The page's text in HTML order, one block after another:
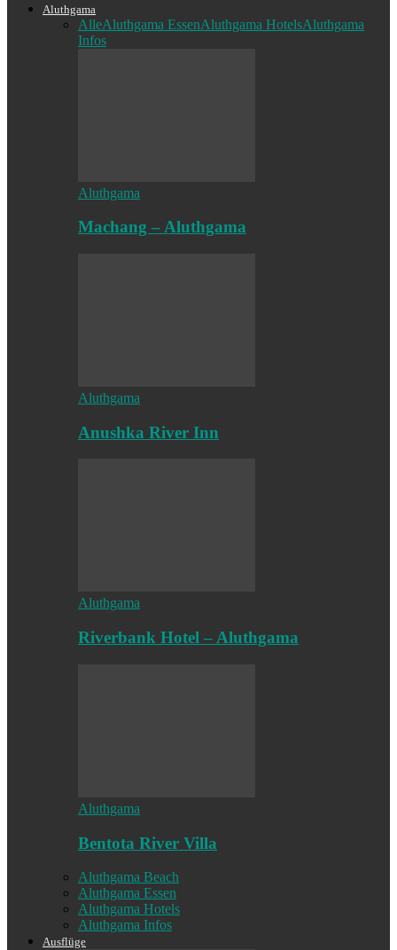
Aluthgama
AlleAluthgama EssenAluthgama HotelsAluthgama
Infos
Aluthgama
Machang – Aluthgama
Aluthgama
Anushka River Inn
Aluthgama
Riverbank Hotel – Aluthgama
Aluthgama
Bentota River Villa
Aluthgama Beach
Aluthgama Essen
Aluthgama Hotels
Aluthgama Infos
Ausflüge